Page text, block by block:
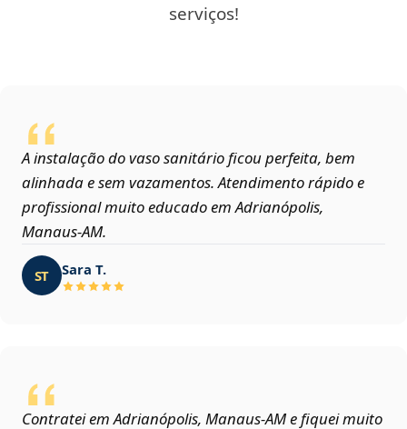
serviços!
A instalação do vaso sanitário ficou perfeita, bem
alinhada e sem vazamentos. Atendimento rápido e
profissional muito educado em Adrianópolis,
Manaus‑AM.
ST Sara T.
Contratei em Adrianópolis, Manaus‑AM e fiquei muito